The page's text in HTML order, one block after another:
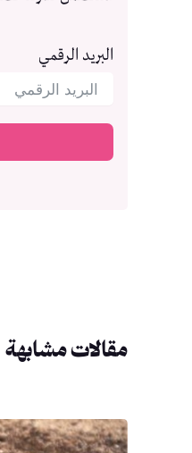
البريد الرقمي
مقالات مشابهة